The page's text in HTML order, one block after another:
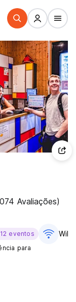
Avaliações)
12 eventos WiFi
para